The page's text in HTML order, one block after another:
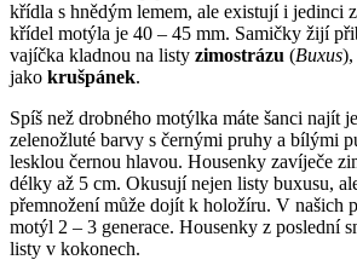
křídla s hnědým lemem, ale existují i jedinci
křídel motýla je 40 – 45 mm. Samičky žijí
vajíčka kladnou na listy zimostrázu (Buxus),
jako krušpánek.
Spíš než drobného motýlka máte šanci najít
zelenožluté barvy s černými pruhy a bílými
lesklou černou hlavou. Housenky zavíječe
délky až 5 cm. Okusují nejen listy buxusu,
přemnožení může dojít k holožíru. V našich
motýl 2 – 3 generace. Housenky z poslední
listy v kokonech.